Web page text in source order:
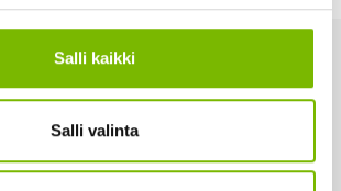
Salli kaikki
Salli valinta